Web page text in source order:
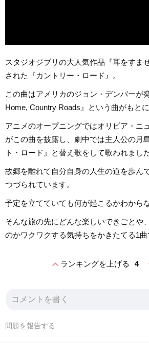
スタジオジブリの大人気作品『耳をすま
された『カントリー・ロード』。
この曲はアメリカのジョン・デンバーが
Home, Country Roads』という曲がもと
アニメのオープニングではオリビア・ニ
がこの曲を披露し、劇中では主人公の月
ト・ロード』と替え歌をして歌われました
故郷を離れて自分自身の人生の道を歩ん
つづられています。
予定を立てていても何が起こるかわから
そんな旅の先にどんな楽しいできごとや
のかワクワクする気持ちをかきたてる1曲
expand_lessランキングを上げる 4
問題を報告する